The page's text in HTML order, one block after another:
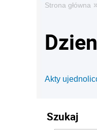
Strona główna »
Akty
Szukaj